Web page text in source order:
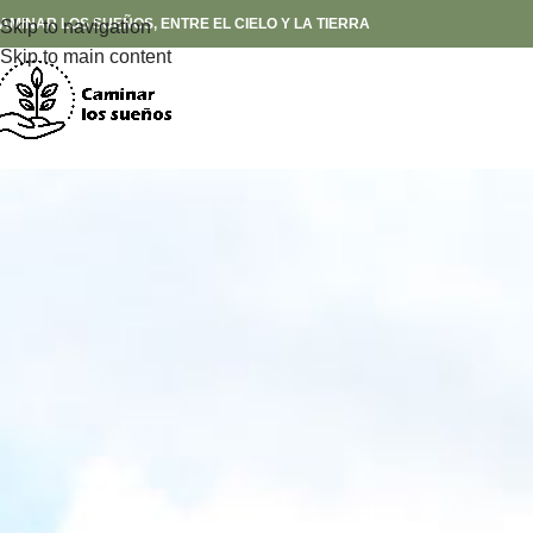
Skip to navigation
Skip to main content
LOS SUEÑOS, ENTRE EL CIELO Y LA TIERRA